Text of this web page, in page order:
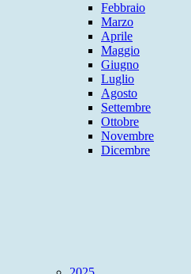
Febbraio
Marzo
Aprile
Maggio
Giugno
Luglio
Agosto
Settembre
Ottobre
Novembre
Dicembre